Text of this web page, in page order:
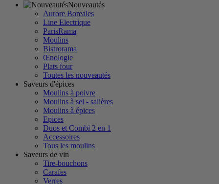
Nouveautés
Aurore Boreales
Line Electrique
ParisRama
Moulins
Bistrorama
Œnologie
Plats four
Toutes les nouveautés
Saveurs d'épices
Moulins à poivre
Moulins à sel - salières
Moulins à épices
Epices
Duos et Combi 2 en 1
Accessoires
Tous les moulins
Saveurs de vin
Tire-bouchons
Carafes
Verres